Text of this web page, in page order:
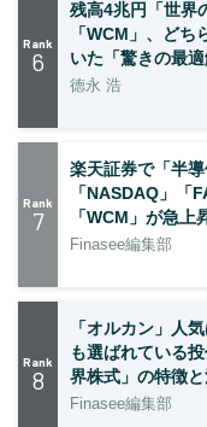
Rank
6
残高4兆円「世界
「WCM」、ど
いた「驚きの最
徳永 浩
Rank
7
楽天証券で「半導
「NASDAQ」「
「WCM」が急上
Finasee編集部
Rank
8
「オルカン」人
も選ばれている
界株式」の特徴
Finasee編集部